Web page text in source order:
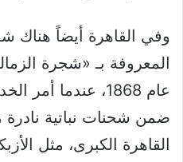
وفي القاهرة أيضاً هناك
المعروفة بـ «شجرة
عام 1868، عندما
ضمن شحنات نباتية نادرة
القاهرة الكبرى، مثل